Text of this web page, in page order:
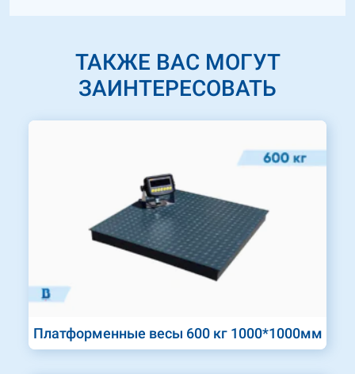
ТАКЖЕ ВАС МОГУТ
ЗАИНТЕРЕСОВАТЬ
Платформенные весы 600 кг 1000*1000мм